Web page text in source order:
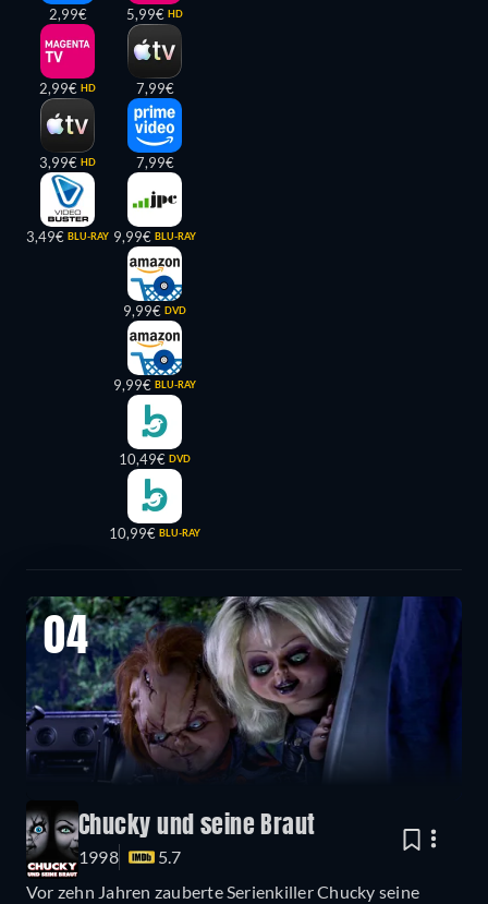
2,99€
2,99€ HD
3,99€ HD
3,49€ BLU-RAY
5,99€ HD
7,99€
7,99€
9,99€ BLU-RAY
9,99€ DVD
9,99€ BLU-RAY
10,49€ DVD
10,99€ BLU-RAY
04
Chucky und seine Braut
1998
5.7
Vor zehn Jahren zauberte Serienkiller Chucky seine